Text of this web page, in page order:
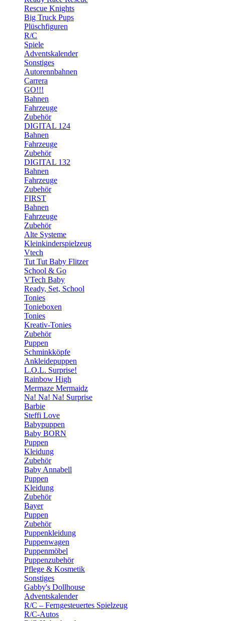
Rescue Knights
Big Truck Pups
Plüschfiguren
R/C
Spiele
Adventskalender
Sonstiges
Autorennbahnen
Carrera
GO!!!
Bahnen
Fahrzeuge
Zubehör
DIGITAL 124
Bahnen
Fahrzeuge
Zubehör
DIGITAL 132
Bahnen
Fahrzeuge
Zubehör
FIRST
Bahnen
Fahrzeuge
Zubehör
Alte Systeme
Kleinkinderspielzeug
Vtech
Tut Tut Baby Flitzer
School & Go
VTech Baby
Ready, Set, School
Tonies
Tonieboxen
Tonies
Kreativ-Tonies
Zubehör
Puppen
Schminkköpfe
Ankleidepuppen
L.O.L. Surprise!
Rainbow High
Mermaze Mermaidz
Na! Na! Na! Surprise
Barbie
Steffi Love
Babypuppen
Baby BORN
Puppen
Kleidung
Zubehör
Baby Annabell
Puppen
Kleidung
Zubehör
Bayer
Puppen
Zubehör
Puppenkleidung
Puppenwagen
Puppenmöbel
Puppenzubehör
Pflege & Kosmetik
Sonstiges
Gabby's Dollhouse
Adventskalender
R/C – Ferngesteuertes Spielzeug
R/C-Autos